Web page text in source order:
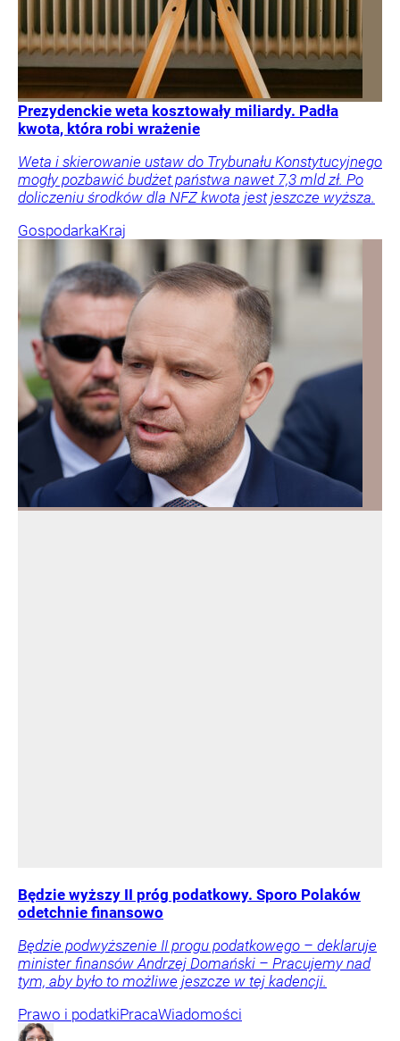
Prezydenckie weta kosztowały miliardy. Padła
kwota, która robi wrażenie
Weta i skierowanie ustaw do Trybunału Konstytucyjnego
mogły pozbawić budżet państwa nawet 7,3 mld zł. Po
doliczeniu środków dla NFZ kwota jest jeszcze wyższa.
GospodarkaKraj
Będzie wyższy II próg podatkowy. Sporo Polaków
odetchnie finansowo
Będzie podwyższenie II progu podatkowego – deklaruje
minister finansów Andrzej Domański – Pracujemy nad
tym, aby było to możliwe jeszcze w tej kadencji.
Prawo i podatkiPracaWiadomości